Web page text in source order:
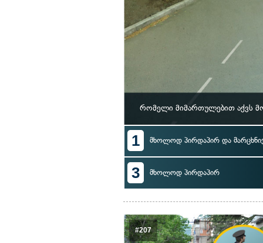
რომელი მიმართულებით აქვს
1 მხოლოდ პირდაპირ და
3 მხოლოდ პირდაპირ
#207